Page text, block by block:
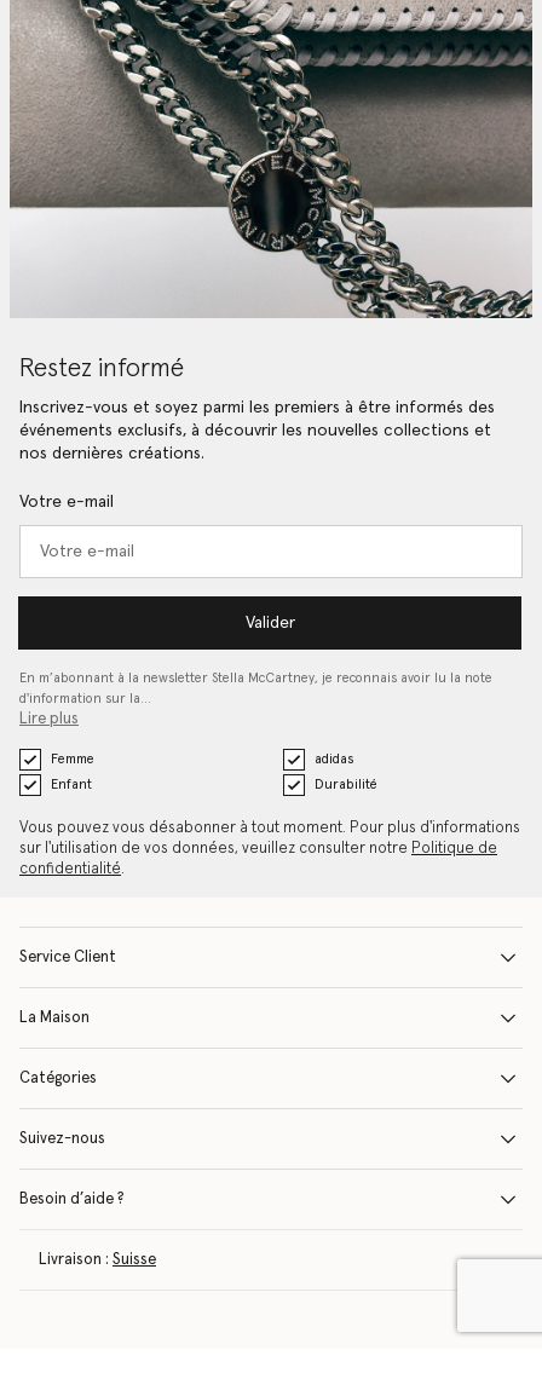
Restez informé
Inscrivez-vous et soyez parmi les premiers à être informés des
événements exclusifs, à découvrir les nouvelles collections et
nos dernières créations.
Votre e-mail
Valider
En m’abonnant à la newsletter Stella McCartney, je reconnais avoir lu la note
d'information sur la…
Lire plus
Femme
adidas
Enfant
Durabilité
Vous pouvez vous désabonner à tout moment. Pour plus d'informations
sur l'utilisation de vos données, veuillez consulter notre Politique de
confidentialité.
Service Client
La Maison
Catégories
Suivez-nous
Besoin d’aide ?
Livraison : Suisse